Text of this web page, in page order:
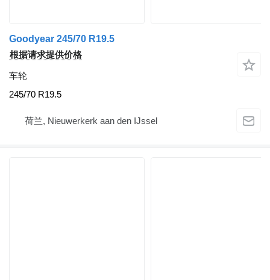
Goodyear 245/70 R19.5
根据请求提供价格
车轮
245/70 R19.5
荷兰, Nieuwerkerk aan den IJssel